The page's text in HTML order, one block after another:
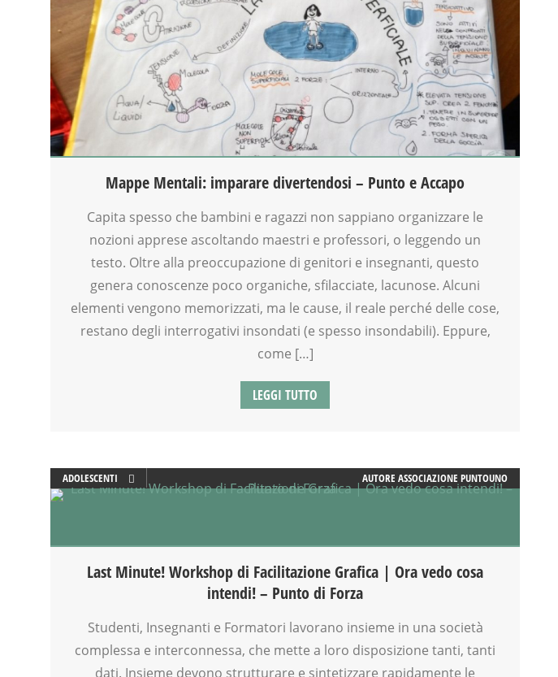
DOCENTI
DOPO SCUOLA
FACILITAZIONE GRAFICA
FAMIGLIA
FORMAZIONE
GENITORE
GENITORI
SCUOLA
TEENAGER
VIA FARUFFINI
Mappe Mentali: imparare divertendosi – Punto e Accapo
Capita spesso che bambini e ragazzi non sappiano organizzare le
nozioni apprese ascoltando maestri e professori, o leggendo un
testo. Oltre alla preoccupazione di genitori e insegnanti, questo
genera conoscenze poco organiche, sfilacciate, lacunose. Alcuni
elementi vengono memorizzati, ma le cause, il reale perché delle cose,
restano degli interrogativi insondati (e spesso insondabili). Eppure,
come […]
LEGGI TUTTO
ADOLESCENTI
ADULTI
DISEGNO
DOCENTI
EDUCATORE
AUTOREASSOCIAZIONE PUNTOUNO
Last Minute! Workshop di Facilitazione Grafica | Ora vedo cosa
intendi! – Punto di Forza
Studenti, Insegnanti e Formatori lavorano insieme in una società
complessa e interconnessa, che mette a loro disposizione tanti, tanti
dati. Insieme devono strutturare e sintetizzare rapidamente le